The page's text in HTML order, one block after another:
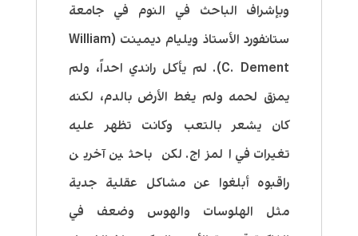
وبإشراف الباحث في النوم في جامعة
ستانفورد الأستاذ ويليام ديمينت (William
C. Dement). لم يأكل راندي احداً، ولم
يمزق لحمه ولم يغط الأرض بالدم، لكنه
كان يشعر بالتعب وكانت تظهر عليه
تغيرات في المزاج. لكن باحثين آخرين
راقبوه أبلغوا عن مشاكل عقلية جدية
مثل الهلوسات والهوس وضعف في